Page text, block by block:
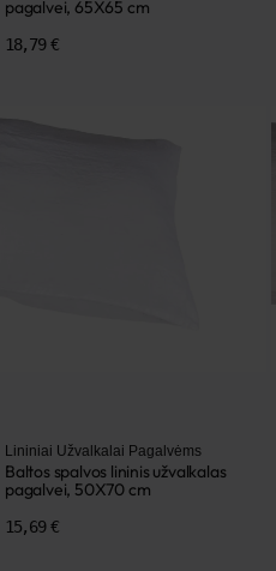
pagalvei, 65X65 cm
18,79 €
Lininiai Užvalkalai Pagalvėms
Baltos spalvos lininis užvalkalas
pagalvei, 50X70 cm
15,69 €